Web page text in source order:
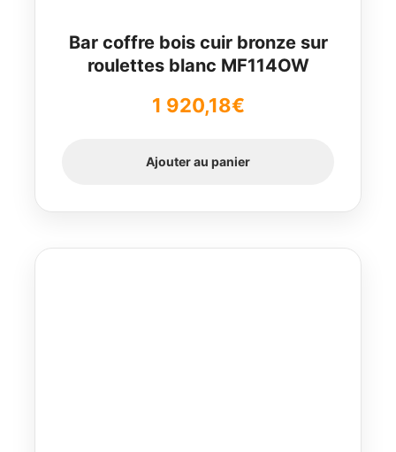
Bar coffre bois cuir bronze sur
roulettes blanc MF114OW
1 920,18€
Ajouter au panier